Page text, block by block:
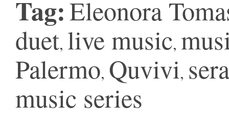
Tag:Eleonora
duet, live music,
Palermo, Quvivi,
music series